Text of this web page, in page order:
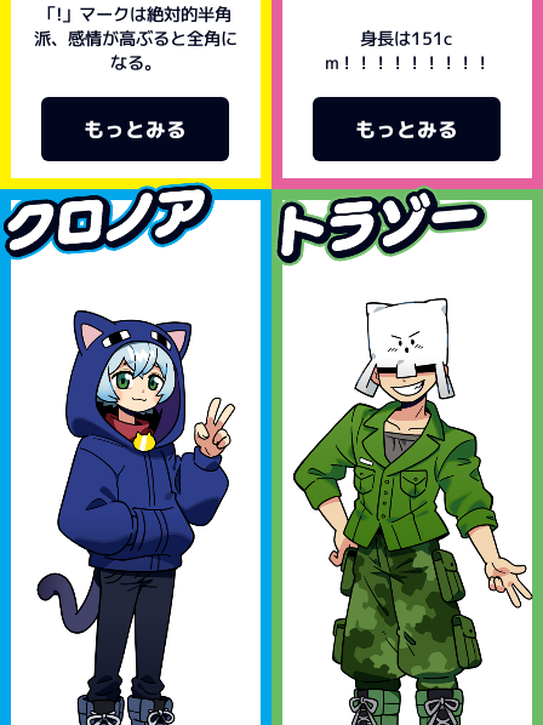
「!」マークは絶対的半角
派、感情が高ぶると全角に
なる。
もっとみる
身長は151c
m！！！！！！！！！
もっとみる